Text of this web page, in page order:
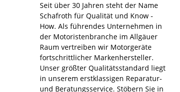
Seit über 30 Jahren steht der Name
Schafroth für Qualität und Know -
How. Als führendes Unternehmen in
der Motoristenbranche im Allgäuer
Raum vertreiben wir Motorgeräte
fortschrittlicher Markenhersteller.
Unser größter Qualitätsstandard liegt
in unserem erstklassigen Reparatur-
und Beratungsservice. Stöbern Sie in